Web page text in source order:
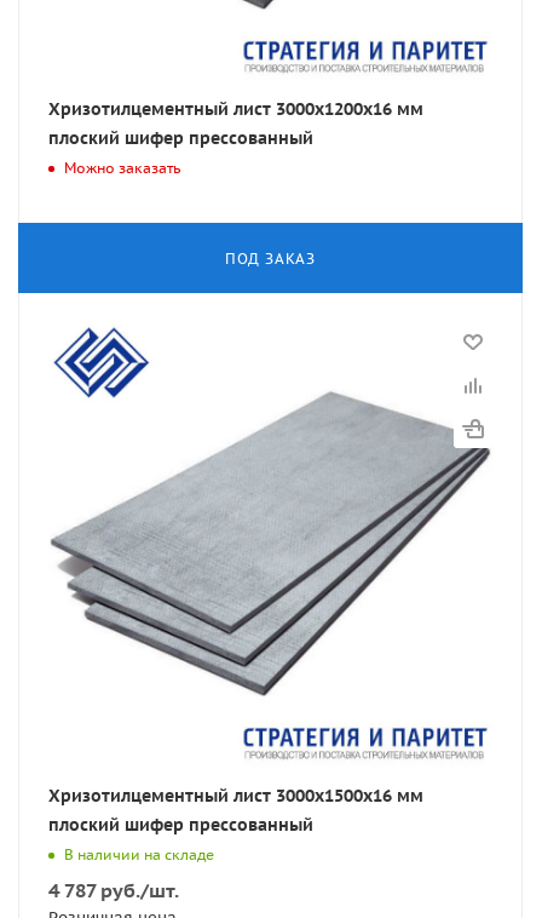
Хризотилцементный лист 3000х1200х16 мм
плоский шифер прессованный
Можно заказать
ПОД ЗАКАЗ
Хризотилцементный лист 3000х1500х16 мм
плоский шифер прессованный
В наличии на складе
4 787руб./шт.